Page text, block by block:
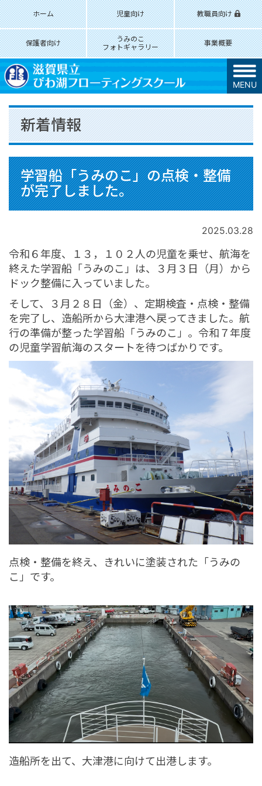
ホーム 児童向け 教職員向け
保護者向け
うみのこ
フォトギャラリー
事業概要
MENU
新着情報
学習船「うみのこ」の点検・整備
が完了しました。
2025.03.28
令和６年度、１３，１０２人の児童を乗せ、航海を
終えた学習船「うみのこ」は、３月３日（月）から
ドック整備に入っていました。
そして、３月２８日（金）、定期検査・点検・整備
を完了し、造船所から大津港へ戻ってきました。航
行の準備が整った学習船「うみのこ」。令和７年度
の児童学習航海のスタートを待つばかりです。
点検・整備を終え、きれいに塗装された「うみの
こ」です。
造船所を出て、大津港に向けて出港します。